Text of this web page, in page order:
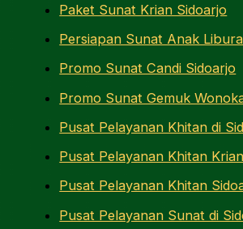
Paket Sunat Krian Sidoarjo
Persiapan Sunat Anak
Promo Sunat Candi Sidoarjo
Promo Sunat Gemuk
Pusat Pelayanan Khitan di
Pusat Pelayanan Khitan
Pusat Pelayanan Khitan
Pusat Pelayanan Sunat di